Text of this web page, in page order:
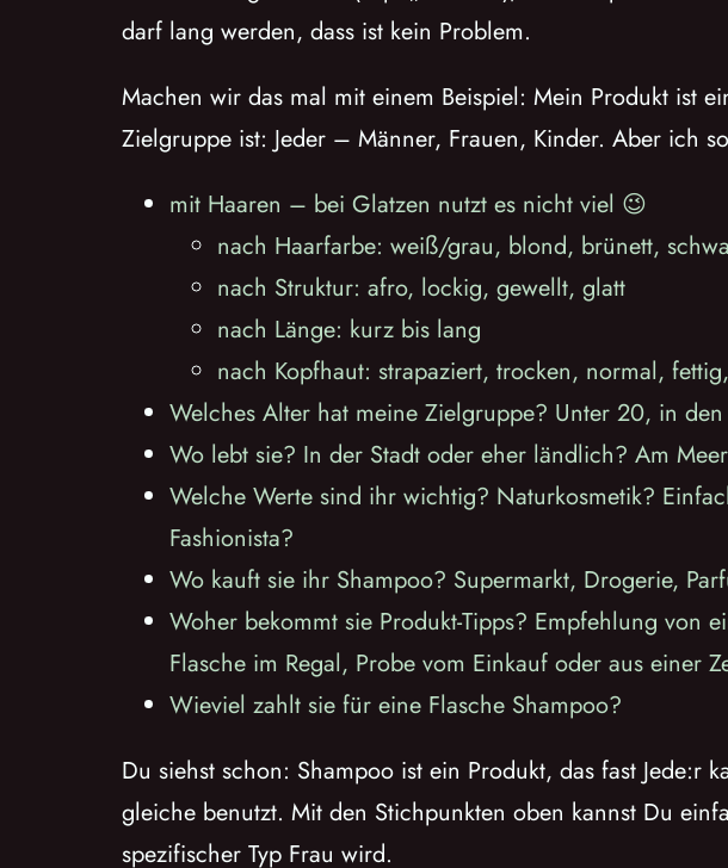
darf lang werden, dass ist kein Problem.
Machen wir das mal mit einem Beispiel: Mein Produkt ist
Zielgruppe ist: Jeder – Männer, Frauen, Kinder. Aber ich
mit Haaren – bei Glatzen nutzt es nicht viel 😉
nach Haarfarbe: weiß/grau, blond, brünett,
nach Struktur: afro, lockig, gewellt, glatt
nach Länge: kurz bis lang
nach Kopfhaut: strapaziert, trocken, normal,
Welches Alter hat meine Zielgruppe? Unter 20, in
Wo lebt sie? In der Stadt oder eher ländlich? Am
Welche Werte sind ihr wichtig? Naturkosmetik?
Fashionista?
Wo kauft sie ihr Shampoo? Supermarkt, Drogerie,
Woher bekommt sie Produkt-Tipps? Empfehlung von
Flasche im Regal, Probe vom Einkauf oder aus einer
Wieviel zahlt sie für eine Flasche Shampoo?
Du siehst schon: Shampoo ist ein Produkt, das fast
gleiche benutzt. Mit den Stichpunkten oben kannst Du
spezifischer Typ Frau wird.